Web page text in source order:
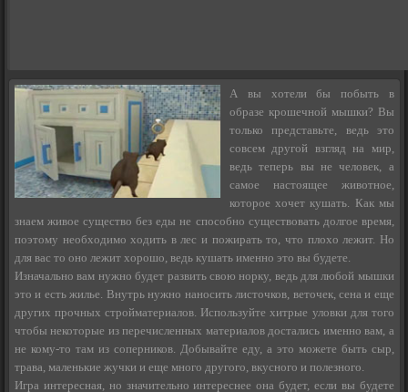
А вы хотели бы побыть в
образе крошечной мышки? Вы
только представьте, ведь это
совсем другой взгляд на мир,
ведь теперь вы не человек, а
самое настоящее животное,
которое хочет кушать. Как мы
знаем живое существо без еды не способно существовать долгое время,
поэтому необходимо ходить в лес и пожирать то, что плохо лежит. Но
для вас то оно лежит хорошо, ведь кушать именно это вы будете.
Изначально вам нужно будет развить свою норку, ведь для любой мышки
это и есть жилье. Внутрь нужно наносить листочков, веточек, сена и еще
других прочных стройматериалов. Используйте хитрые уловки для того
чтобы некоторые из перечисленных материалов достались именно вам, а
не кому-то там из соперников. Добывайте еду, а это можете быть сыр,
трава, маленькие жучки и еще много другого, вкусного и полезного.
Игра интересная, но значительно интереснее она будет, если вы будете